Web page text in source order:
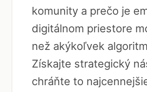
komunity a prečo je
digitálnom priestore
než akýkoľvek
Získajte strategický
chráňte to